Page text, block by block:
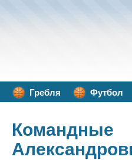
Гребля Футбол